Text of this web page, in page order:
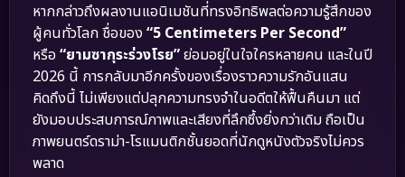
หากกล่าวถึงผลงานแอนิเมชันที่ทรงอิทธิพลต่อความรู้สึกของ
ผู้คนทั่วโลก ชื่อของ “5 Centimeters Per Second”
หรือ “ยามซากุระร่วงโรย”ย่อมอยู่ในใจใครหลายคน และในปี
2026 นี้ การกลับมาอีกครั้งของเรื่องราวความรักอันแสน
คิดถึงนี้ ไม่เพียงแต่ปลุกความทรงจำในอดีตให้ฟื้นคืนมา แต่
ยังมอบประสบการณ์ภาพและเสียงที่ลึกซึ้งยิ่งกว่าเดิม ถือเป็น
ภาพยนตร์ดราม่า-โรแมนติกชั้นยอดที่นักดูหนังตัวจริงไม่ควร
พลาด